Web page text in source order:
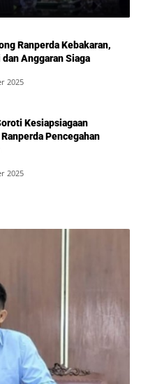
Ranperda Kebakaran,
Anggaran Siaga
2025
Kesiapsiagaan
Pencegahan
2025